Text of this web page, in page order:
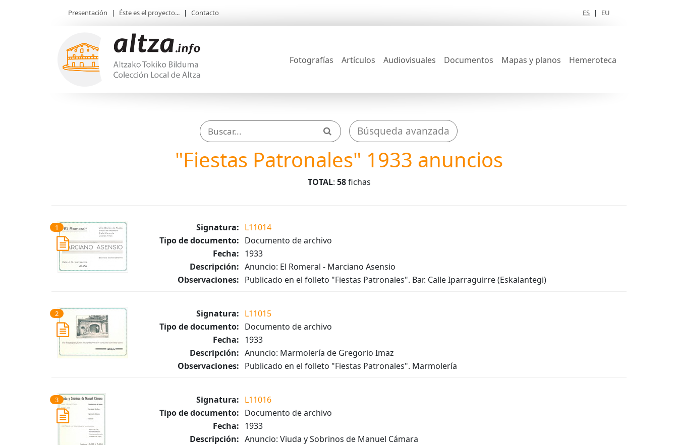
Presentación | Éste es el proyecto... | Contacto ES | EU
Fotografías Artículos Audiovisuales Documentos Mapas y planos Hemeroteca
Búsqueda avanzada
"Fiestas Patronales" 1933 anuncios
TOTAL: 58fichas
1 Signatura: L11014
Tipo de documento: Documento de archivo
Fecha: 1933
Descripción: Anuncio: El Romeral - Marciano Asensio
Observaciones: Publicado en el folleto "Fiestas Patronales". Bar. Calle Iparraguirre (Eskalantegi)
2 Signatura: L11015
Tipo de documento: Documento de archivo
Fecha: 1933
Descripción: Anuncio: Marmolería de Gregorio Imaz
Observaciones: Publicado en el folleto "Fiestas Patronales". Marmolería
3 Signatura: L11016
Tipo de documento: Documento de archivo
Fecha: 1933
Descripción: Anuncio: Viuda y Sobrinos de Manuel Cámara